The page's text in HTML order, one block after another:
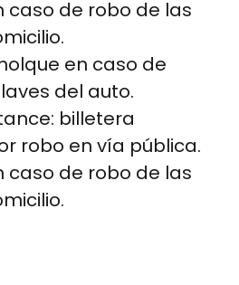
caso de robo de las
en caso de
del auto.
billetera
robo en vía pública.
caso de robo de las